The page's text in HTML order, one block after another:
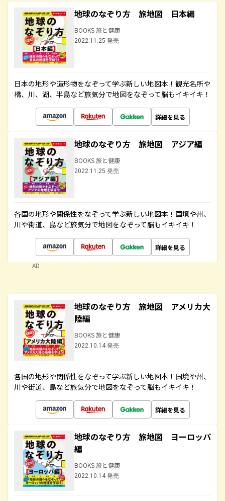
地球のなぞり方 旅地図 日本編
BOOKS 旅と健康
2022.11.25 発売
日本の地形や造形物をなぞって学ぶ新しい地図本！観光名所や
橋、川、湖、半島など旅気分で地図をなぞって脳もイキイキ！
詳細を見る
地球のなぞり方 旅地図 アジア編
BOOKS 旅と健康
2022.11.25 発売
各国の地形や関係性をなぞって学ぶ新しい地図本！国境や州、
川や街道、島など旅気分で地図をなぞって脳もイキイキ！
詳細を見る
AD
地球のなぞり方 旅地図 アメリカ大
陸編
BOOKS 旅と健康
2022.10.14 発売
各国の地形や関係性をなぞって学ぶ新しい地図本！国境や州、
川や街道、島など旅気分で地図をなぞって脳もイキイキ！
詳細を見る
地球のなぞり方 旅地図 ヨーロッパ
編
BOOKS 旅と健康
2022.10.14 発売